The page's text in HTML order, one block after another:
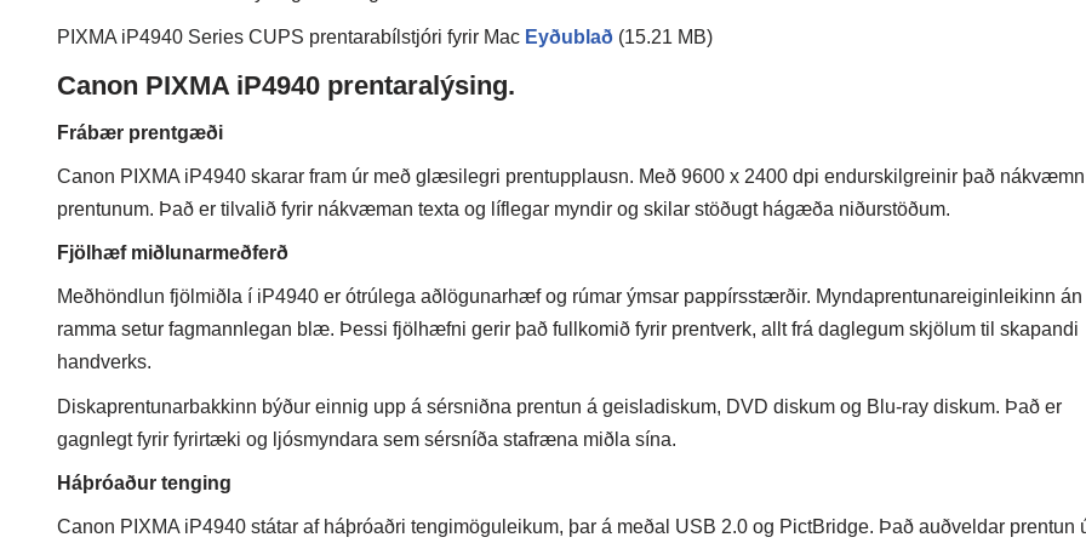
PIXMA iP4940 Series CUPS prentarabílstjóri fyrir Mac Eyðublað (15.21 MB)
Canon PIXMA iP4940 prentaralýsing.
Frábær prentgæði
Canon PIXMA iP4940 skarar fram úr með glæsilegri prentupplausn. Með 9600 x 2400 dpi endurskilgreinir það
prentunum. Það er tilvalið fyrir nákvæman texta og líflegar myndir og skilar stöðugt hágæða niðurstöðum.
Fjölhæf miðlunarmeðferð
Meðhöndlun fjölmiðla í iP4940 er ótrúlega aðlögunarhæf og rúmar ýmsar pappírsstærðir. Myndaprentunareiginleikinn án
ramma setur fagmannlegan blæ. Þessi fjölhæfni gerir það fullkomið fyrir prentverk, allt frá daglegum skjölum til skapandi
handverks.
Diskaprentunarbakkinn býður einnig upp á sérsniðna prentun á geisladiskum, DVD diskum og Blu-ray diskum. Það er
gagnlegt fyrir fyrirtæki og ljósmyndara sem sérsníða stafræna miðla sína.
Háþróaður tenging
Canon PIXMA iP4940 státar af háþróaðri tengimöguleikum, þar á meðal USB 2.0 og PictBridge. Það auðveldar prentun